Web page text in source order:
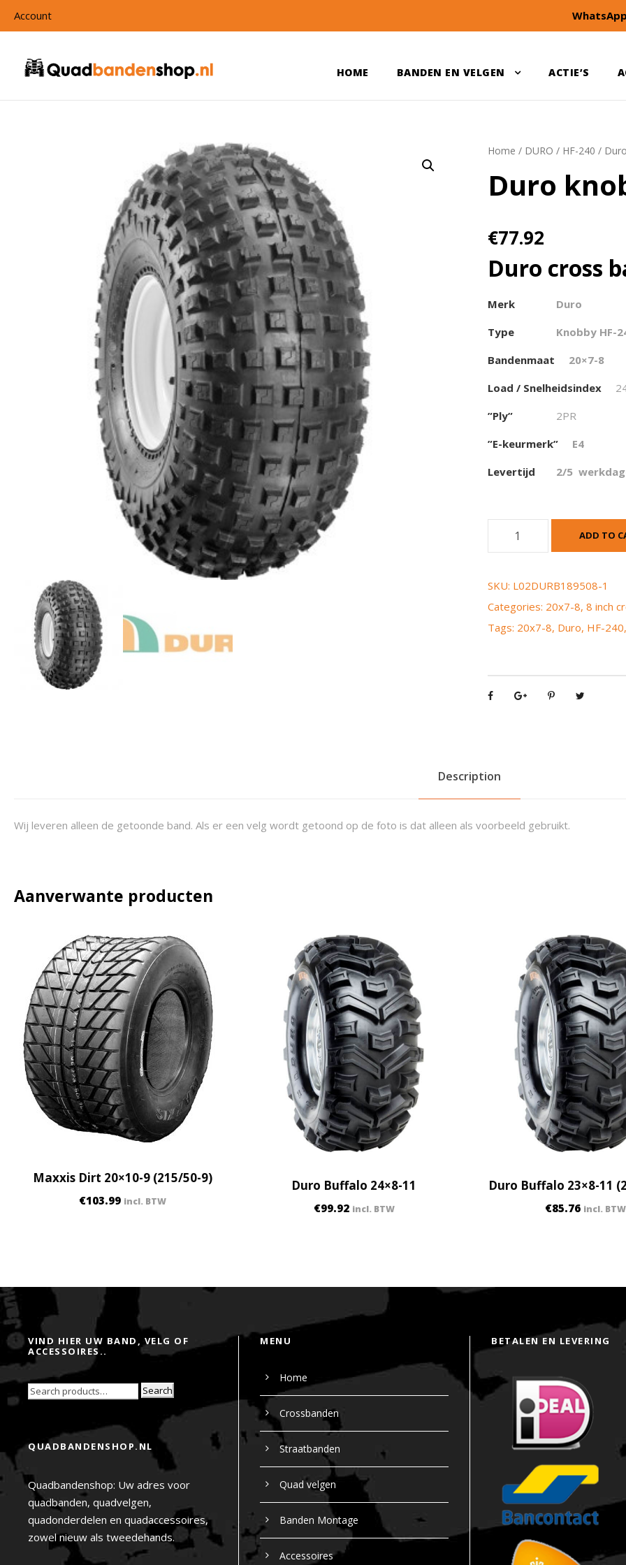
Account
HOME BANDEN EN VELGEN ACTIE’S
Home / DURO / HF-240 /
Duro
€77.92
Duro cross
Merk
Duro
Type
Knobby HF-
Bandenmaat
20×7-8
Load / Snelheidsindex
”Ply”
2PR
”E-keurmerk”
E4
Levertijd
2/5
o
n
o
H
4
0
ADD TO
SKU: L02DURB189508-1
Categories: 20x7-8,8 inch
Tags: 20x7-8, Duro, HF-240
Description
Wij leveren alleen de getoonde band. Als er een velg wordt getoond op de foto is dat alleen als voorbeeld gebruikt.
Aanverwante producten
Maxxis Dirt 20×10-9 (215/50-9)
€103.99 incl. BTW
Duro Buffalo 24×8-11
€99.92 incl. BTW
Duro Buffalo 23×8-11
€85.76 incl. BTW
VIND HIER UW BAND, VELG OF
ACCESSOIRES..
Search
QUADBANDENSHOP.NL
Quadbandenshop: Uw adres voor
quadbanden, quadvelgen,
quadonderdelen en quadaccessoires,
zowel nieuw als tweedehands.
MENU
Home
Crossbanden
Straatbanden
Quad velgen
Banden Montage
Accessoires
BETALEN EN LEVERING